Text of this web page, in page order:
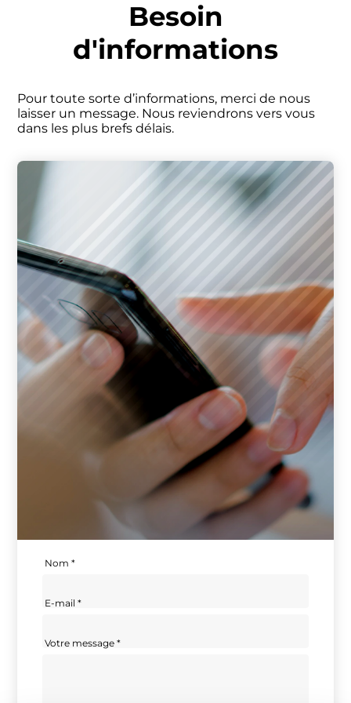
Besoin
d'informations
Pour toute sorte d’informations, merci de nous
laisser un message. Nous reviendrons vers vous
dans les plus brefs délais.
Panneau de gestion des cookies